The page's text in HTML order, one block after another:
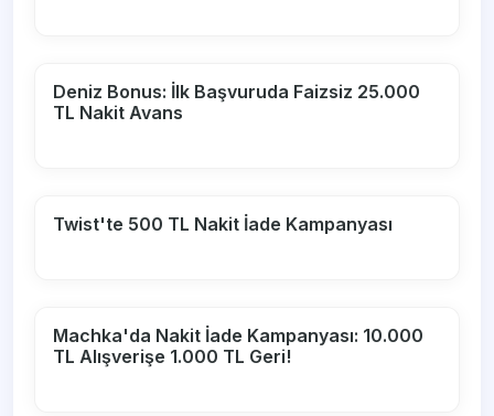
Deniz Bonus: İlk Başvuruda Faizsiz 25.000
TL Nakit Avans
Twist'te 500 TL Nakit İade Kampanyası
Machka'da Nakit İade Kampanyası: 10.000
TL Alışverişe 1.000 TL Geri!